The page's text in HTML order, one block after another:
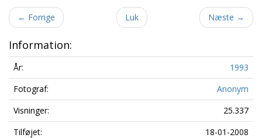
← Forrige Luk Næste →
Information:
År:
1993
Fotograf:
Anonym
Visninger:
25.337
Tilføjet:
18-01-2008